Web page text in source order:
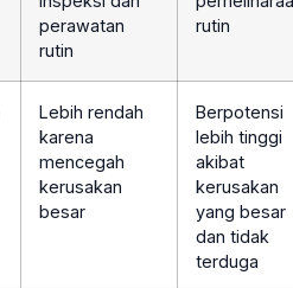
perawatan
rutin
rutin
Lebih rendah
karena
mencegah
kerusakan
besar
Berpotensi
lebih tinggi
akibat
kerusakan
yang besar
dan tidak
terduga